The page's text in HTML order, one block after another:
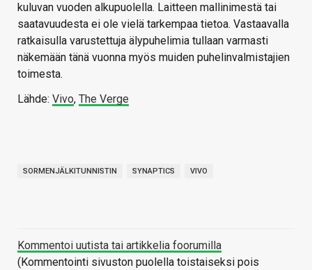
kuluvan vuoden alkupuolella. Laitteen mallinimestä tai
saatavuudesta ei ole vielä tarkempaa tietoa. Vastaavalla
ratkaisulla varustettuja älypuhelimia tullaan varmasti
näkemään tänä vuonna myös muiden puhelinvalmistajien
toimesta.
Lähde: Vivo, The Verge
SORMENJÄLKITUNNISTIN SYNAPTICS VIVO
Kommentoi uutista tai artikkelia foorumilla
(Kommentointi sivuston puolella toistaiseksi pois